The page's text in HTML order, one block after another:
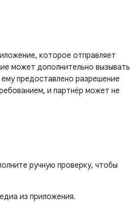
которое отправляет
может дополнительно вызывать
предоставлено разрешение
и партнёр может не
ручную проверку, чтобы
из приложения.